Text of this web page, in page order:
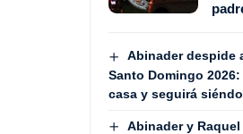
Abinader despide
Santo Domingo
casa y seguirá
Abinader y